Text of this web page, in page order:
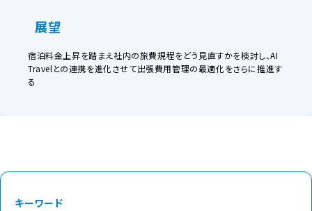
展望
宿泊料金上昇を踏まえ社内の旅費規程をどう見直すかを検討し、AI
Travelとの連携を進化させて出張費用管理の最適化をさらに推進す
る
キーワード